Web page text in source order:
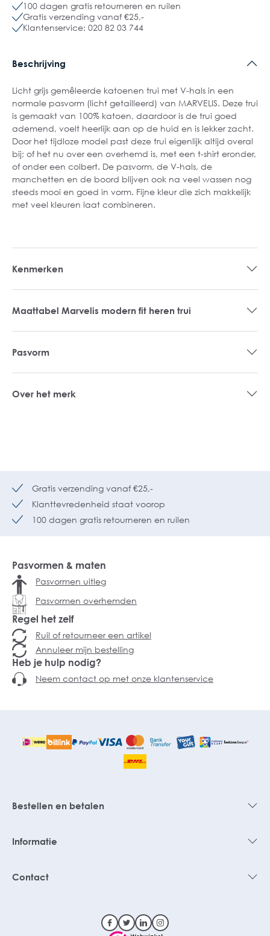
100 dagen gratis retourneren en ruilen
Gratis verzending vanaf €25,-
Klantenservice: 020 82 03 744
Beschrijving
Licht grijs gemêleerde katoenen trui met V-hals in een
normale pasvorm (licht getailleerd) van MARVELIS. Deze trui
is gemaakt van 100% katoen, daardoor is de trui goed
ademend, voelt heerlijk aan op de huid en is lekker zacht.
Door het tijdloze model past deze trui eigenlijk altijd overal
bij; of het nu over een overhemd is, met een t-shirt eronder,
of onder een colbert. De pasvorm, de V-hals, de
manchetten en de boord blijven ook na veel wassen nog
steeds mooi en goed in vorm. Fijne kleur die zich makkelijk
met veel kleuren laat combineren.
Kenmerken
Maattabel Marvelis modern fit heren trui
Pasvorm
Over het merk
Gratis verzending vanaf €25,-
Klanttevredenheid staat voorop
100 dagen gratis retourneren en ruilen
Pasvormen & maten
Pasvormen uitleg
Pasvormen overhemden
Regel het zelf
Ruil of retourneer een artikel
Annuleer mijn bestelling
Heb je hulp nodig?
Neem contact op met onze klantenservice
Bestellen en betalen
Informatie
Contact